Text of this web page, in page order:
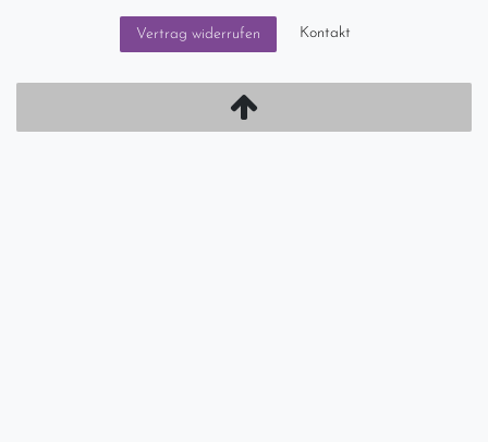
Vertrag widerrufen Kontakt